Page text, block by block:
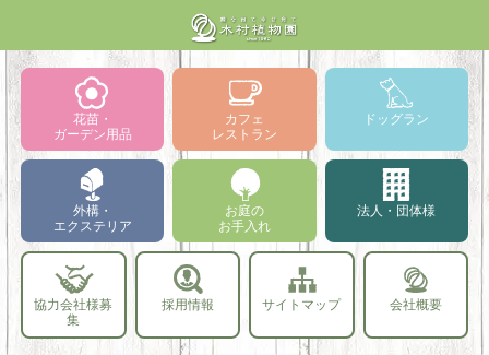
花苗・
ガーデン用品
カフェ
レストラン
ドッグラン
外構・
エクステリア
お庭の
お手入れ
法人・団体様
協力会社様募
集
採用情報 サイトマップ 会社概要